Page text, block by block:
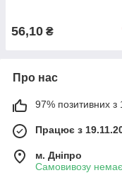
56,10 ₴
Про нас
97% позитивних з
Працює з
м. Дніпро
Самовивозу